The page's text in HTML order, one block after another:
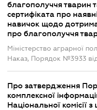
благополуччя тварин
сертифіката про
навичок щодо
про благополуччя
Міністерство аграрної
Наказ, Порядок №3933 від
Про затвердження
комплексної
Національної комісії